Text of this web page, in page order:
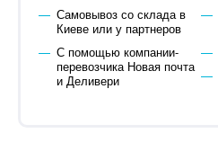
Самовывоз со склада в
Киеве или у партнеров
С помощью компании-
перевозчика Новая почта
и Деливери